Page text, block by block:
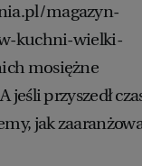
magazyn-
kuchni-wielki-
mosiężne
przyszedł
jak